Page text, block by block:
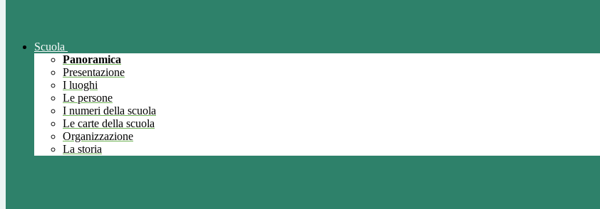
Scuola
Panoramica
Presentazione
I luoghi
Le persone
I numeri della scuola
Le carte della scuola
Organizzazione
La storia